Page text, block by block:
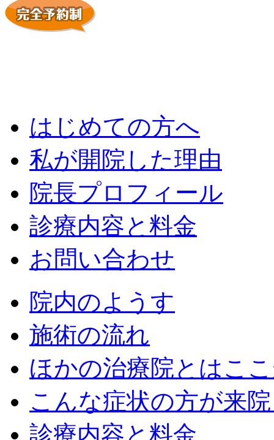
はじめての方へ
私が開院した理由
院長プロフィール
診療内容と料金
お問い合わせ
院内のようす
施術の流れ
ほかの治療院とはこ
こんな症状の方が来
診療内容と料金